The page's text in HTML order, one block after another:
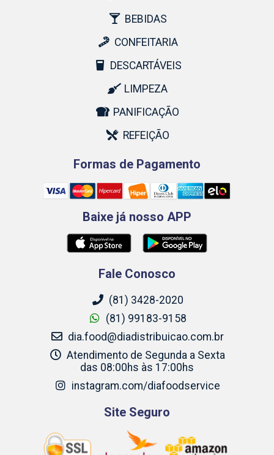
BEBIDAS
CONFEITARIA
DESCARTÁVEIS
LIMPEZA
PANIFICAÇÃO
REFEIÇÃO
Formas de Pagamento
Baixe já nosso APP
Fale Conosco
(81) 3428-2020
(81) 99183-9158
dia.food@diadistribuicao.com.br
Atendimento de Segunda a Sexta
das 08:00hs às 17:00hs
instagram.com/diafoodservice
Site Seguro